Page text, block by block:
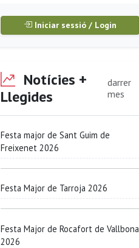
Iniciar sessió / Login
Notícies +
Llegides
darrer
mes
Festa major de Sant Guim de
Freixenet 2026
Festa Major de Tarroja 2026
Festa Major de Rocafort de Vallbona
2026